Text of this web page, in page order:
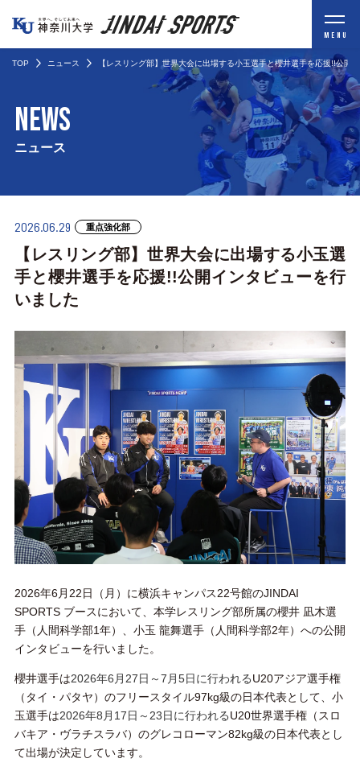
MENU
TOP ニュース 【レスリング部】世界大会に出場する小玉選手と櫻井選手を応援!!公開
NEWS
ニュース
2026.06.29 重点強化部
【レスリング部】世界大会に出場する小玉選
手と櫻井選手を応援!!公開インタビューを行
いました
2026年6月22日（月）に横浜キャンパス22号館のJINDAI
SPORTS ブースにおいて、本学レスリング部所属の櫻井 凪木選
手（人間科学部1年）、小玉 龍舞選手（人間科学部2年）への公開
インタビューを行いました。
櫻井選手は2026年6月27日～7月5日に行われるU20アジア選手権
（タイ・パタヤ）のフリースタイル97kg級の日本代表として、小
玉選手は2026年8月17日～23日に行われるU20世界選手権（スロ
バキア・ヴラチスラバ）のグレコローマン82kg級の日本代表とし
て出場が決定しています。